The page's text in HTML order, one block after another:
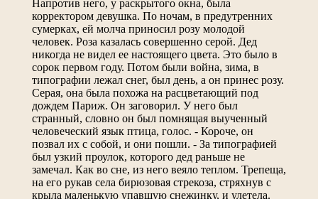
Напротив него, у раскрытого окна, была
корректором девушка. По ночам, в предутренних
сумерках, ей молча приносил розу молодой
человек. Роза казалась совершенно серой. Дед
никогда не видел ее настоящего цвета. Это было в
сорок первом году. Потом были война, зима, в
типографии лежал снег, был день, а он принес розу.
Серая, она была похожа на расцветающий под
дождем Париж. Он заговорил. У него был
странный, словно он был помнящая выученный
человеческий язык птица, голос. - Короче, он
позвал их с собой, и они пошли. - За типографией
был узкий проулок, которого дед раньше не
замечал. Как во сне, из него веяло теплом. Трепеща,
на его рукав села бирюзовая стрекоза, стряхнув с
крыла маленькую упавшую снежинку, и улетела.